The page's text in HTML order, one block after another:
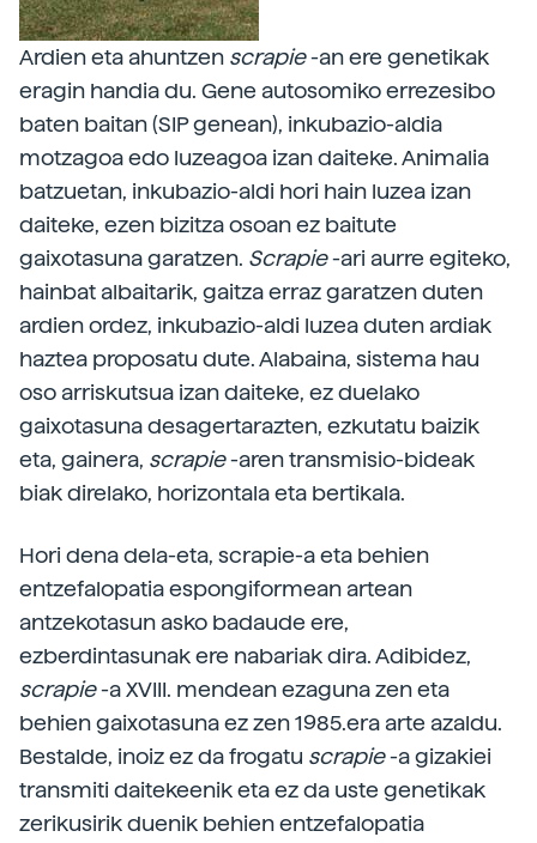
Ardien eta ahuntzen scrapie-an ere genetikak
eragin handia du. Gene autosomiko errezesibo
baten baitan (SIP genean), inkubazio-aldia
motzagoa edo luzeagoa izan daiteke. Animalia
batzuetan, inkubazio-aldi hori hain luzea izan
daiteke, ezen bizitza osoan ez baitute
gaixotasuna garatzen. Scrapie-ari aurre egiteko,
hainbat albaitarik, gaitza erraz garatzen duten
ardien ordez, inkubazio-aldi luzea duten ardiak
haztea proposatu dute. Alabaina, sistema hau
oso arriskutsua izan daiteke, ez duelako
gaixotasuna desagertarazten, ezkutatu baizik
eta, gainera, scrapie-aren transmisio-bideak
biak direlako, horizontala eta bertikala.
Hori dena dela-eta, scrapie-a eta behien
entzefalopatia espongiformean artean
antzekotasun asko badaude ere,
ezberdintasunak ere nabariak dira. Adibidez,
scrapie-a XVIII. mendean ezaguna zen eta
behien gaixotasuna ez zen 1985.era arte azaldu.
Bestalde, inoiz ez da frogatu scrapie-a gizakiei
transmiti daitekeenik eta ez da uste genetikak
zerikusirik duenik behien entzefalopatia